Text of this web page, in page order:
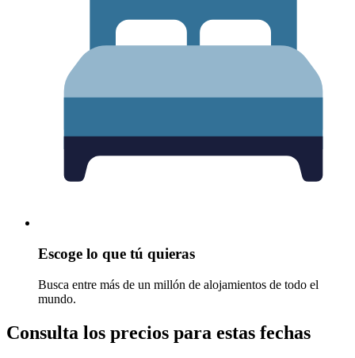
Escoge lo que tú quieras
Busca entre más de un millón de alojamientos de todo el
mundo.
Consulta los precios para estas fechas